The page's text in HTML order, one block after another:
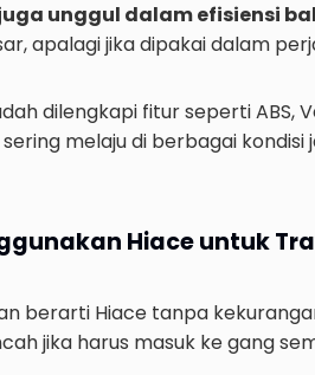
unggul dalam efisiensi
apalagi jika dipakai dalam
dilengkapi fitur seperti ABS,
melaju di berbagai kondisi
Hiace untuk
berarti Hiace tanpa
jika harus masuk ke gang